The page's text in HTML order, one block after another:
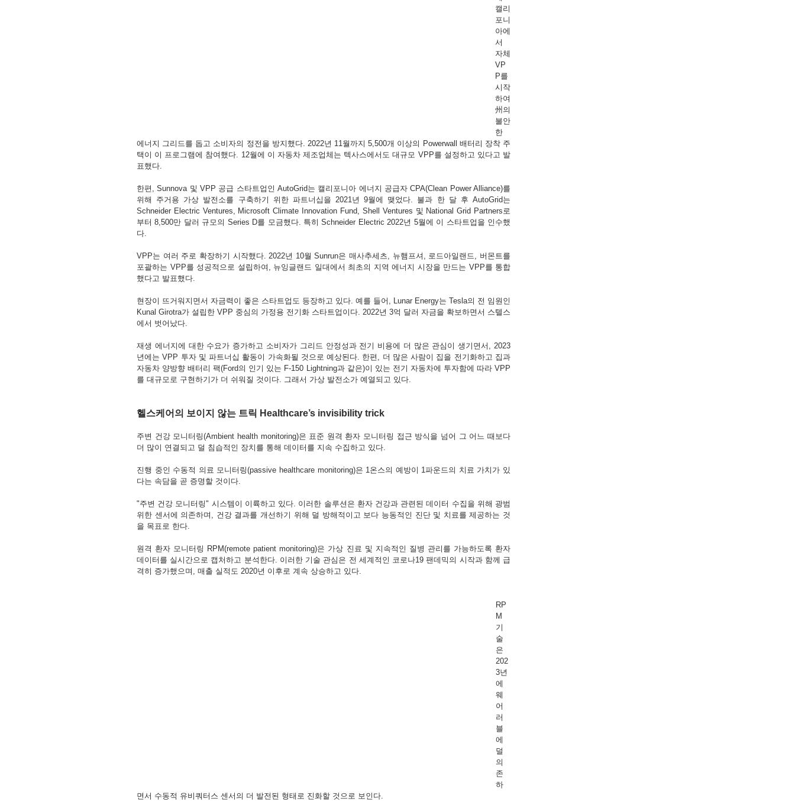
캘리
포니
아에
서
자체
VP
P를
시작
하여
州의
불안
한
에너지 그리드를 돕고 소비자의 정전을 방지했다. 2022년 11월까지 5,500개 이상의 Powerwall 배터리 장착 주
택이 이 프로그램에 참여했다. 12월에 이 자동차 제조업체는 텍사스에서도 대규모 VPP를 설정하고 있다고 발
표했다.
한편, Sunnova 및 VPP 공급 스타트업인 AutoGrid는 캘리포니아 에너지 공급자 CPA(Clean Power Alliance)를
위해 주거용 가상 발전소를 구축하기 위한 파트너십을 2021년 9월에 맺었다. 불과 한 달 후 AutoGrid는
Schneider Electric Ventures, Microsoft Climate Innovation Fund, Shell Ventures 및 National Grid Partners로
부터 8,500만 달러 규모의 Series D를 모금했다. 특히 Schneider Electric 2022년 5월에 이 스타트업을 인수했
다.
VPP는 여러 주로 확장하기 시작했다. 2022년 10월 Sunrun은 매사추세츠, 뉴햄프셔, 로드아일랜드, 버몬트를
포괄하는 VPP를 성공적으로 설립하여, 뉴잉글랜드 일대에서 최초의 지역 에너지 시장을 만드는 VPP를 통합
했다고 발표했다.
현장이 뜨거워지면서 자금력이 좋은 스타트업도 등장하고 있다. 예를 들어, Lunar Energy는 Tesla의 전 임원인
Kunal Girotra가 설립한 VPP 중심의 가정용 전기화 스타트업이다. 2022년 3억 달러 자금을 확보하면서 스텔스
에서 벗어났다.
재생 에너지에 대한 수요가 증가하고 소비자가 그리드 안정성과 전기 비용에 더 많은 관심이 생기면서, 2023
년에는 VPP 투자 및 파트너십 활동이 가속화될 것으로 예상된다. 한편, 더 많은 사람이 집을 전기화하고 집과
자동차 양방향 배터리 팩(Ford의 인기 있는 F-150 Lightning과 같은)이 있는 전기 자동차에 투자함에 따라 VPP
를 대규모로 구현하기가 더 쉬워질 것이다. 그래서 가상 발전소가 예열되고 있다.
헬스케어의 보이지 않는 트릭 Healthcare’s invisibility trick
주변 건강 모니터링(Ambient health monitoring)은 표준 원격 환자 모니터링 접근 방식을 넘어 그 어느 때보다
더 많이 연결되고 덜 침습적인 장치를 통해 데이터를 지속 수집하고 있다.
진행 중인 수동적 의료 모니터링(passive healthcare monitoring)은 1온스의 예방이 1파운드의 치료 가치가 있
다는 속담을 곧 증명할 것이다.
"주변 건강 모니터링" 시스템이 이륙하고 있다. 이러한 솔루션은 환자 건강과 관련된 데이터 수집을 위해 광범
위한 센서에 의존하며, 건강 결과를 개선하기 위해 덜 방해적이고 보다 능동적인 진단 및 치료를 제공하는 것
을 목표로 한다.
원격 환자 모니터링 RPM(remote patient monitoring)은 가상 진료 및 지속적인 질병 관리를 가능하도록 환자
데이터를 실시간으로 캡처하고 분석한다. 이러한 기술 관심은 전 세계적인 코로나19 팬데믹의 시작과 함께 급
격히 증가했으며, 매출 실적도 2020년 이후로 계속 상승하고 있다.
RP
M
기
술
은
202
3년
에
웨
어
러
블
에
덜
의
존
하
면서 수동적 유비쿼터스 센서의 더 발전된 형태로 진화할 것으로 보인다.